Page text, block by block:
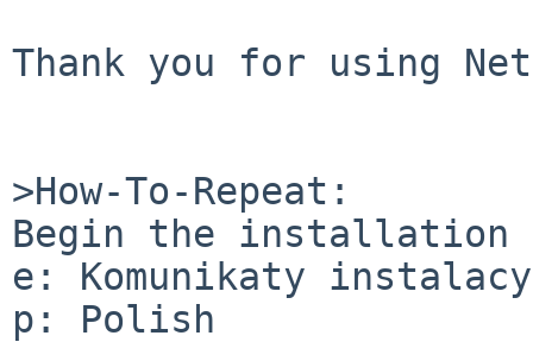
Thank you for using
>How-To-Repeat:
Begin the installation
e: Komunikaty
p: Polish